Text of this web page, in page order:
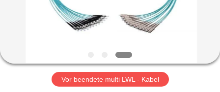
FABRIK-
AUSFLUGVor beendete multi LWL - Kabel